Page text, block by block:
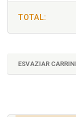
TOTAL:
ESVAZIAR